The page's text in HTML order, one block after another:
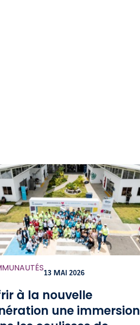
13 MAI 2026
à la nouvelle
une immersion